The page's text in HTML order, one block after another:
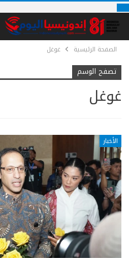
الصفحة الرئيسية غوغل
تصفح الوسم
غوغل
الأخبار